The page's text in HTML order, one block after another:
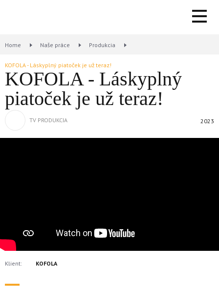
Home Naše práce Produkcia
KOFOLA - Láskyplný piatoček je už teraz!
KOFOLA - Láskyplný
piatoček je už teraz!
TV PRODUKCIA 2023
Klient: KOFOLA